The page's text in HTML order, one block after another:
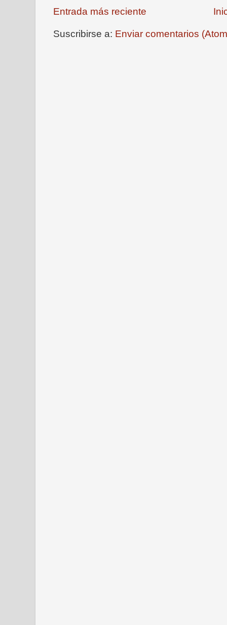
Entrada más reciente
Suscribirse a: Enviar comentarios